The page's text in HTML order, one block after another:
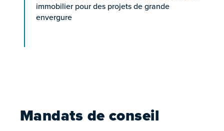
immobilier pour des projets de grande
envergure
Mandats de conseil